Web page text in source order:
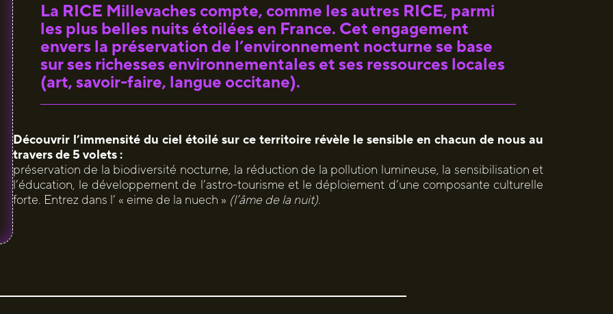
La RICE Millevaches compte, comme les autres RICE, parmi
les plus belles nuits étoilées en France. Cet engagement
envers la préservation de l’environnement nocturne se base
sur ses richesses environnementales et ses ressources locales
(art, savoir-faire, langue occitane).
Découvrir l’immensité du ciel étoilé sur ce territoire révèle le sensible en chacun de nous au
travers de 5 volets :
préservation de la biodiversité nocturne, la réduction de la pollution lumineuse, la sensibilisation et
l’éducation, le développement de l’astro-tourisme et le déploiement d’une composante culturelle
forte. Entrez dans l’ « eime de la nuech » (l’âme de la nuit).